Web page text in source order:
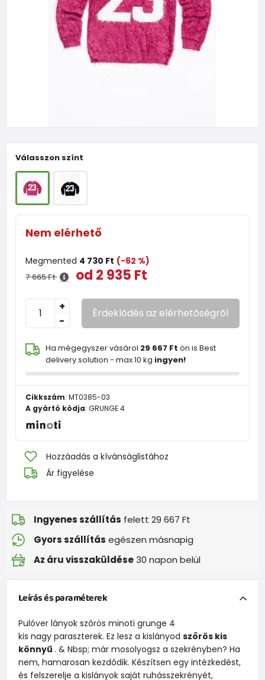
Válasszon színt
Nem elérhető
Megmented 4 730 Ft (-62 %)
7 665 Ft od 2 935 Ft
-
+ Érdeklõdés az elérhetõségrõl
Ha mégegyszer vásárol 29 667 Ft ön is Best
delivery solution - max.10 kg ingyen!
Cikkszám: MT0385-03
A gyártó kódja: GRUNGE 4
Hozzáadás a kívánságlistához
Ár figyelése
Ingyenes szállítás felett 29 667 Ft
Gyors szállítás egészen másnapig
Az áru visszaküldése30 napon belül
Leírás és paraméterek
Pulóver lányok szőrös minoti grunge 4
kis nagy paraszterek. Ez lesz a kislányod szőrös kis
könnyű . & Nbsp; már mosolyogsz a szekrényben? Ha
nem, hamarosan kezdődik. Készítsen egy intézkedést,
és felszerelje a kislányok saját ruhásszekrényét,